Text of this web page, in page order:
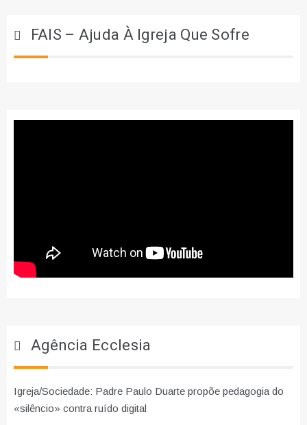
FAIS – Ajuda À Igreja Que Sofre
Agência Ecclesia
Igreja/Sociedade: Padre Paulo Duarte propõe pedagogia do
«silêncio» contra ruído digital